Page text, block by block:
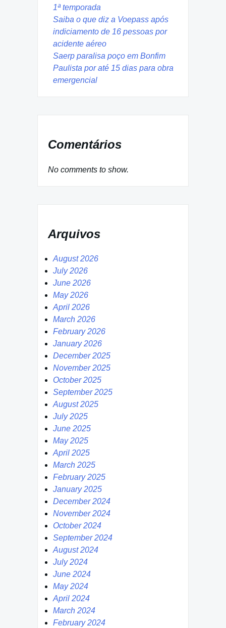
1ª temporada
Saiba o que diz a Voepass após
indiciamento de 16 pessoas por
acidente aéreo
Saerp paralisa poço em Bonfim
Paulista por até 15 dias para obra
emergencial
Comentários
No comments to show.
Arquivos
August 2026
July 2026
June 2026
May 2026
April 2026
March 2026
February 2026
January 2026
December 2025
November 2025
October 2025
September 2025
August 2025
July 2025
June 2025
May 2025
April 2025
March 2025
February 2025
January 2025
December 2024
November 2024
October 2024
September 2024
August 2024
July 2024
June 2024
May 2024
April 2024
March 2024
February 2024